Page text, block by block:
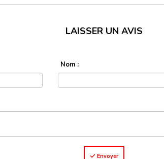
LAISSER UN AVIS
Nom :
Envoyer